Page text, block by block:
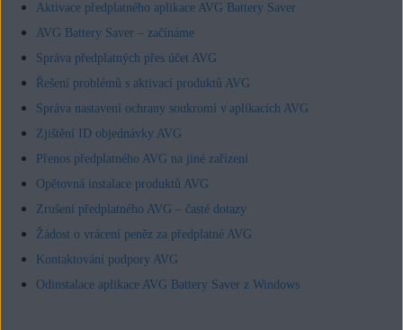
Aktivace předplatného aplikace AVG Battery Saver
AVG Battery Saver – začínáme
Správa předplatných přes účet AVG
Řešení problémů s aktivací produktů AVG
Správa nastavení ochrany soukromí v aplikacích AVG
Zjištění ID objednávky AVG
Přenos předplatného AVG na jiné zařízení
Opětovná instalace produktů AVG
Zrušení předplatného AVG – časté dotazy
Žádost o vrácení peněz za předplatné AVG
Kontaktování podpory AVG
Odinstalace aplikace AVG Battery Saver z Windows